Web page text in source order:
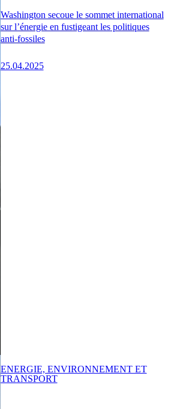
Washington secoue le sommet international
sur l’énergie en fustigeant les politiques
anti-fossiles
25.04.2025
ENERGIE, ENVIRONNEMENT ET
TRANSPORT